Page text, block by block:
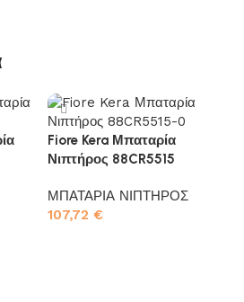
Fiore Kera Μπαταρία
Νιπτήρος 88CR5515
ΜΠΑΤΑΡΙΑ ΝΙΠΤΗΡΟΣ
107,72 €